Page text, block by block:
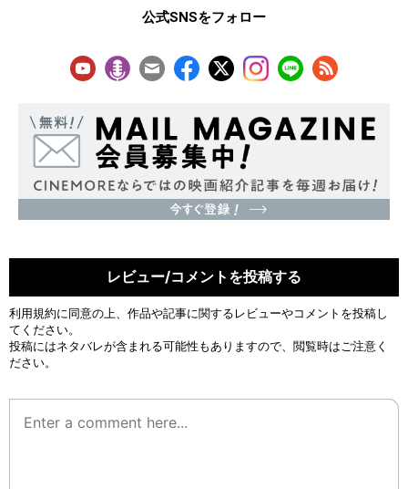
公式SNSをフォロー
レビュー/コメントを投稿する
利用規約に同意の上、作品や記事に関するレビューやコメントを投稿し
てください。
投稿にはネタバレが含まれる可能性もありますので、閲覧時はご注意く
ださい。